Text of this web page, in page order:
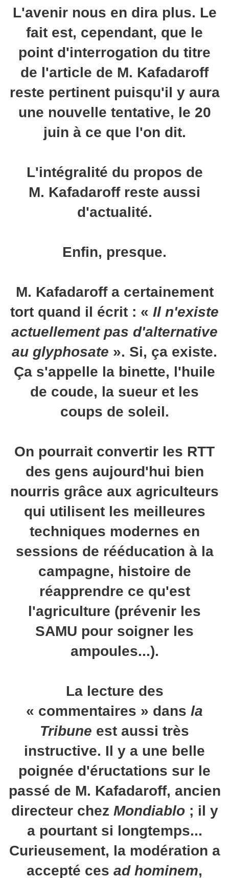
L'avenir nous en dira plus. Le
fait est, cependant, que le
point d'interrogation du titre
de l'article de M. Kafadaroff
reste pertinent puisqu'il y aura
une nouvelle tentative, le 20
juin à ce que l'on dit.
L'intégralité du propos de
M. Kafadaroff reste aussi
d'actualité.
Enfin, presque.
M. Kafadaroff a certainement
tort quand il écrit : « Il n'existe
actuellement pas d'alternative
au glyphosate ». Si, ça existe.
Ça s'appelle la binette, l'huile
de coude, la sueur et les
coups de soleil.
On pourrait convertir les RTT
des gens aujourd'hui bien
nourris grâce aux agriculteurs
qui utilisent les meilleures
techniques modernes en
sessions de rééducation à la
campagne, histoire de
réapprendre ce qu'est
l'agriculture (prévenir les
SAMU pour soigner les
ampoules...).
La lecture des
« commentaires » dans la
Tribune est aussi très
instructive. Il y a une belle
poignée d'éructations sur le
passé de M. Kafadaroff, ancien
directeur chez Mondiablo ; il y
a pourtant si longtemps...
Curieusement, la modération a
accepté ces ad hominem,